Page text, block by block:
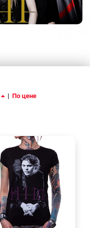
| По цене